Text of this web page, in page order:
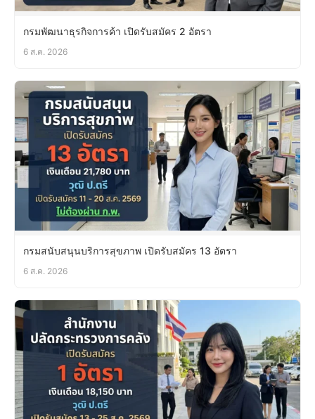
กรมพัฒนาธุรกิจการค้า เปิดรับสมัคร 2 อัตรา
6 ส.ค. 2026
กรมสนับสนุนบริการสุขภาพ เปิดรับสมัคร 13 อัตรา
6 ส.ค. 2026